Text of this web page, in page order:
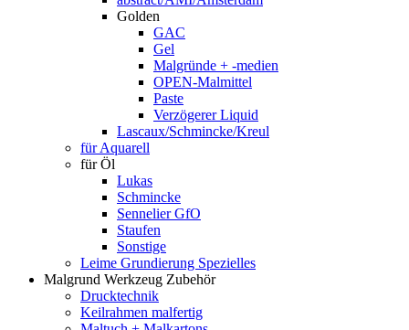
Golden
GAC
Gel
Malgründe + -medien
OPEN-Malmittel
Paste
Verzögerer Liquid
Lascaux/Schmincke/Kreul
für Aquarell
für Öl
Lukas
Schmincke
Sennelier GfO
Staufen
Sonstige
Leime Grundierung Spezielles
Malgrund Werkzeug Zubehör
Drucktechnik
Keilrahmen malfertig